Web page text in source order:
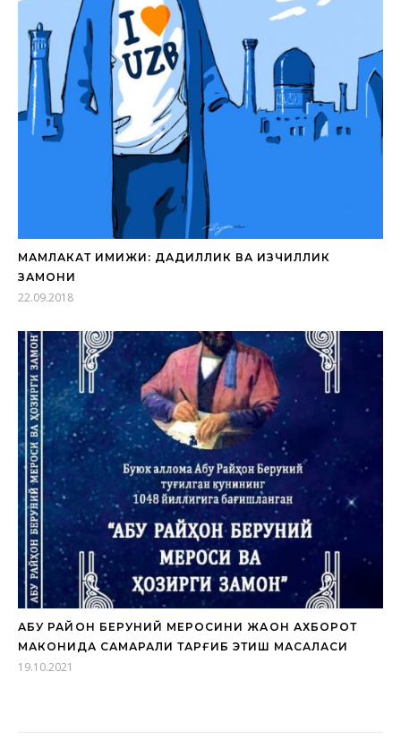
МАМЛАКАТ ИМИЖИ: ДАДИЛЛИК ВА ИЗЧИЛЛИК
ЗАМОНИ
22.09.2018
АБУ РАЙҲОН БЕРУНИЙ МЕРОСИНИ ЖАҲОН АХБОРОТ
МАКОНИДА САМАРАЛИ ТАРҒИБ ЭТИШ МАСАЛАСИ
19.10.2021